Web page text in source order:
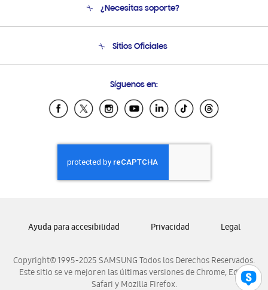
Soporte
¿Necesitas soporte?
Soporte vía eMail
Sitios Oficiales
Samsung Ecuador
Samsung El Salvador
Samsung Honduras
Samsung Nicaragua
Samsung Panamá
Samsung Venezuela
Síguenos en:
Copyright© 1995-2025 SAMSUNG Todos los Derechos Reservados.
Este sitio se ve mejor en las últimas versiones de Chrome, Edge,
Safari y Mozilla Firefox.
Ayuda para accesibilidad Privacidad Legal